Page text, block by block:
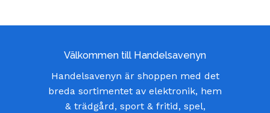
Välkommen till Handelsavenyn
Handelsavenyn är shoppen med det
breda sortimentet av elektronik, hem
& trädgård, sport & fritid, spel,